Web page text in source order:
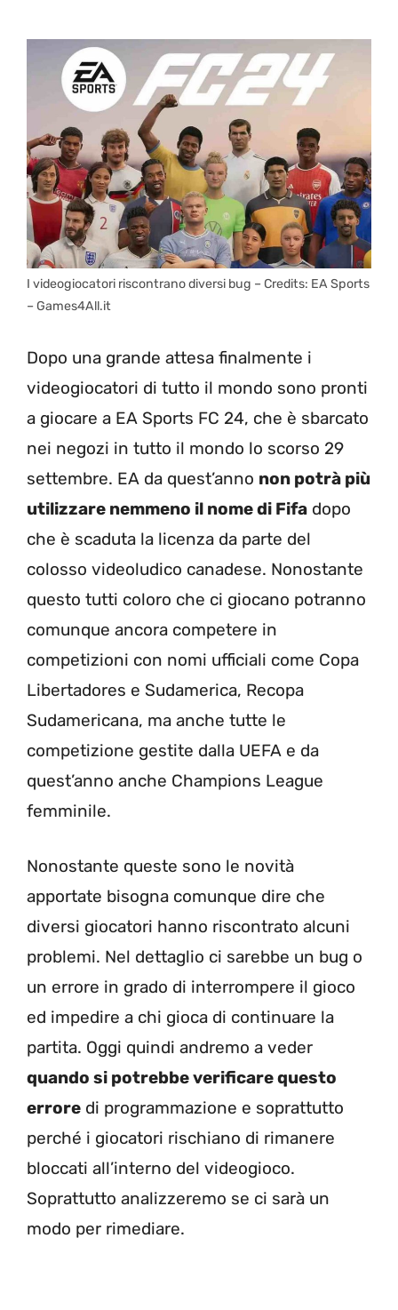
I videogiocatori riscontrano diversi bug – Credits: EA Sports
– Games4All.it
Dopo una grande attesa finalmente i
videogiocatori di tutto il mondo sono pronti
a giocare a EA Sports FC 24, che è sbarcato
nei negozi in tutto il mondo lo scorso 29
settembre. EA da quest’anno non potrà più
utilizzare nemmeno il nome di Fifa dopo
che è scaduta la licenza da parte del
colosso videoludico canadese. Nonostante
questo tutti coloro che ci giocano potranno
comunque ancora competere in
competizioni con nomi ufficiali come Copa
Libertadores e Sudamerica, Recopa
Sudamericana, ma anche tutte le
competizione gestite dalla UEFA e da
quest’anno anche Champions League
femminile.
Nonostante queste sono le novità
apportate bisogna comunque dire che
diversi giocatori hanno riscontrato alcuni
problemi. Nel dettaglio ci sarebbe un bug o
un errore in grado di interrompere il gioco
ed impedire a chi gioca di continuare la
partita. Oggi quindi andremo a veder
quando si potrebbe verificare questo
errore di programmazione e soprattutto
perché i giocatori rischiano di rimanere
bloccati all’interno del videogioco.
Soprattutto analizzeremo se ci sarà un
modo per rimediare.